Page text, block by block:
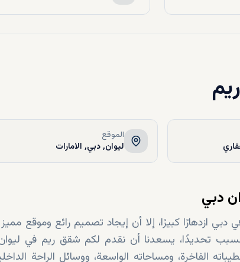
الموقع
لیوان, دبي, الامارات
دبي
ازدهارًا كبيرًا، إلا أن إيجاد تصميم رائع وموقع
تحديدًا، يسعدنا أن نقدم لكم شقق ريم في
الفاخرة، ومساحاته الواسعة، ووسائل الراحة